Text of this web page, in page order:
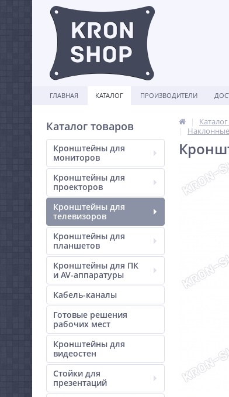
ГЛАВНАЯ КАТАЛОГ ПРОИЗВОДИТЕЛИ
Каталог товаров
Кронштейны для
мониторов
Кронштейны для
проекторов
Кронштейны для
телевизоров
Кронштейны для
планшетов
Кронштейны для ПК
и AV-аппаратуры
Кабель-каналы
Готовые решения
рабочих мест
Кронштейны для
видеостен
Стойки для
презентаций